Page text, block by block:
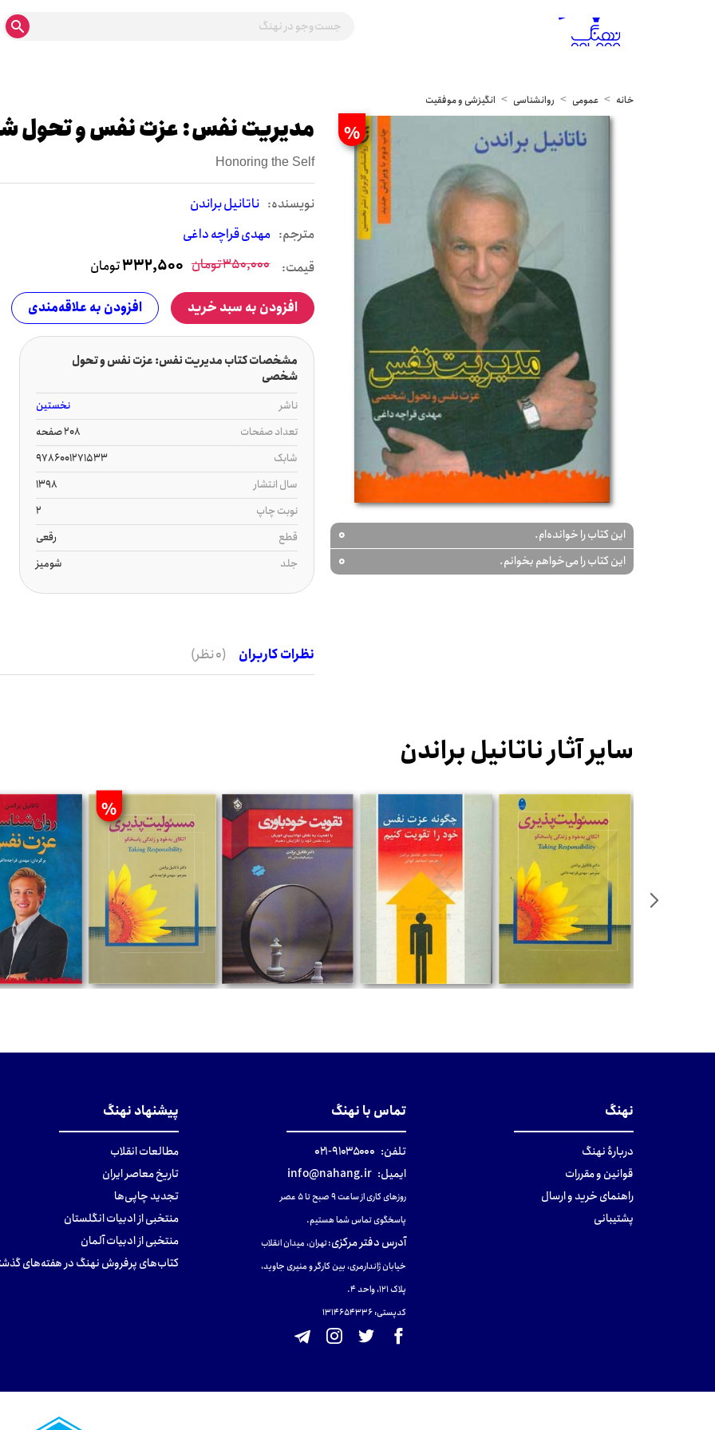
خانه عمومی روانشناسی انگیزشی و موفقیت
%
این کتاب را خوانده‌ام. 0
این کتاب را می‌خواهم بخوانم. 0
مدیریت نفس: عزت نفس و تحول
Honoring the Self
نويسنده: ناتانیل براندن
مترجم: مهدی قراچه داغی
قیمت: 350,000تومان 332,500تومان
افزودن به سبد خرید افزودن به علاقه‌مندی
مشخصات کتاب مدیریت نفس: عزت نفس و تحول
شخصی
ناشر
نخستین
تعداد صفحات
208 صفحه
شابک
9786001271533
سال انتشار
1398
نوبت چاپ
2
قطع
رقعی
جلد
شومیز
نظرات کاربران (0 نظر)
سایر آثار ناتانیل براندن
%
نهنگ
دربارهٔ نهنگ
قوانین و مقررات
راهنمای خرید و ارسال
پشتیبانی
تماس با نهنگ
تلفن: ۹۱۰۳۵۰۰۰-۰۲۱
ایمیل: info@nahang.ir
روزهای کاری از ساعت ۹ صبح تا ۵ عصر
پاسخگوی تماس شما هستیم.
آدرس دفتر مرکزی:تهران، میدان انقلاب
خیابان ژاندارمری، بین کارگر و منیری جاوید،
پلاک 121، واحد ۴.
کدپستی: 131465433۶
پیشنهاد نهنگ
مطالعات انقلاب
تاریخ معاصر ایران
تجدید چاپی‌ها
منتخبی از ادبیات انگلستان
منتخبی از ادبیات آلمان
کتاب‌های پرفروش نهنگ در هفته‌های